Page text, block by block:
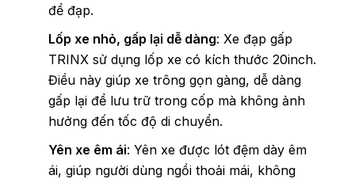
để đạp.
Lốp xe nhỏ, gấp lại dễ dàng: Xe đạp gấp
TRINX sử dụng lốp xe có kích thước 20inch.
Điều này giúp xe trông gọn gàng, dễ dàng
gấp lại để lưu trữ trong cốp mà không ảnh
hưởng đến tốc độ di chuyển.
Yên xe êm ái: Yên xe được lót đệm dày êm
ái, giúp người dùng ngồi thoải mái, không